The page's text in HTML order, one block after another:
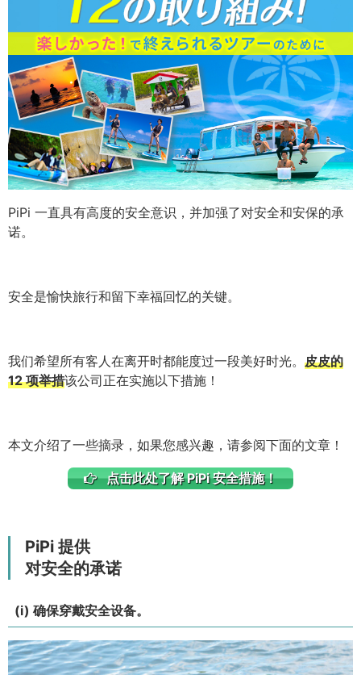
PiPi 一直具有高度的安全意识，并加强了对安全和安保的承
诺。
安全是愉快旅行和留下幸福回忆的关键。
我们希望所有客人在离开时都能度过一段美好时光。 皮皮的
12 项举措该公司正在实施以下措施！
本文介绍了一些摘录，如果您感兴趣，请参阅下面的文章！
点击此处了解 PiPi 安全措施！
PiPi 提供
对安全的承诺
(i) 确保穿戴安全设备。